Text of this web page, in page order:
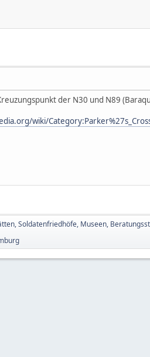
der N30 und N89
wiki/
Soldatenfriedhöfe, Museen,